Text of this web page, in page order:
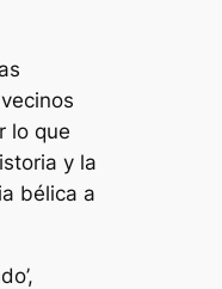
lo que
y la
bélica a